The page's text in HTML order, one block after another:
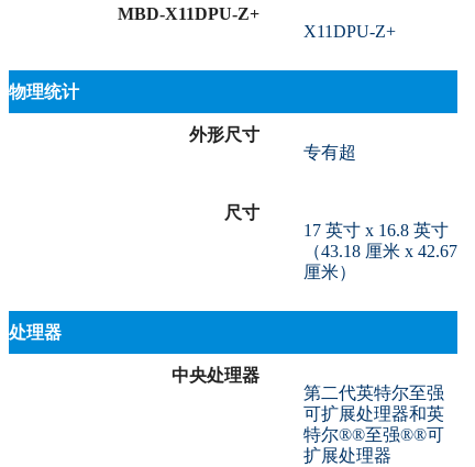
MBD-X11DPU-Z+
X11DPU-Z+
物理统计
外形尺寸
专有超
尺寸
17 英寸 x 16.8 英寸
（43.18 厘米 x 42.67
厘米）
处理器
中央处理器
第二代英特尔至强
可扩展处理器和英
特尔®®至强®®可
扩展处理器